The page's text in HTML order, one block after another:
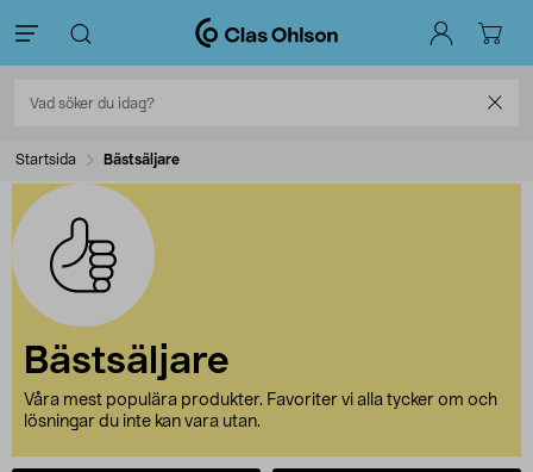
Startsida Bästsäljare
Bästsäljare
Våra mest populära produkter. Favoriter vi alla tycker om och
lösningar du inte kan vara utan.